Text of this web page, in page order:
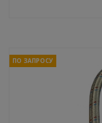
ПО ЗАПРОСУ